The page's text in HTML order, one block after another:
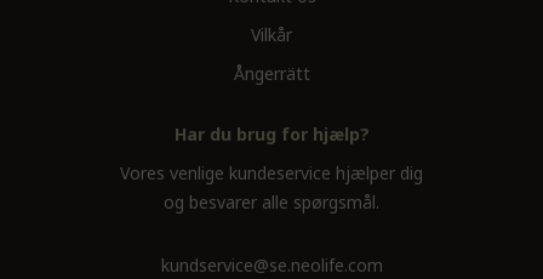
Vilkår
Ångerrätt
Har du brug for hjælp?
Vores venlige kundeservice hjælper dig
og besvarer alle spørgsmål.
kundservice@se.neolife.com